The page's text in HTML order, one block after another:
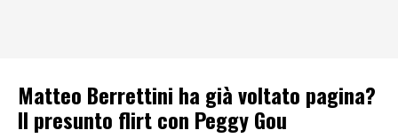
Matteo Berrettini ha già voltato pagina?
Il presunto flirt con Peggy Gou